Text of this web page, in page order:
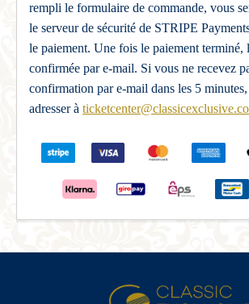
rempli le formulaire de commande, vous
le serveur de sécurité de STRIPE
le paiement. Une fois le paiement terminé,
confirmée par e-mail. Si vous ne recevez
confirmation par e-mail dans les 5
adresser à